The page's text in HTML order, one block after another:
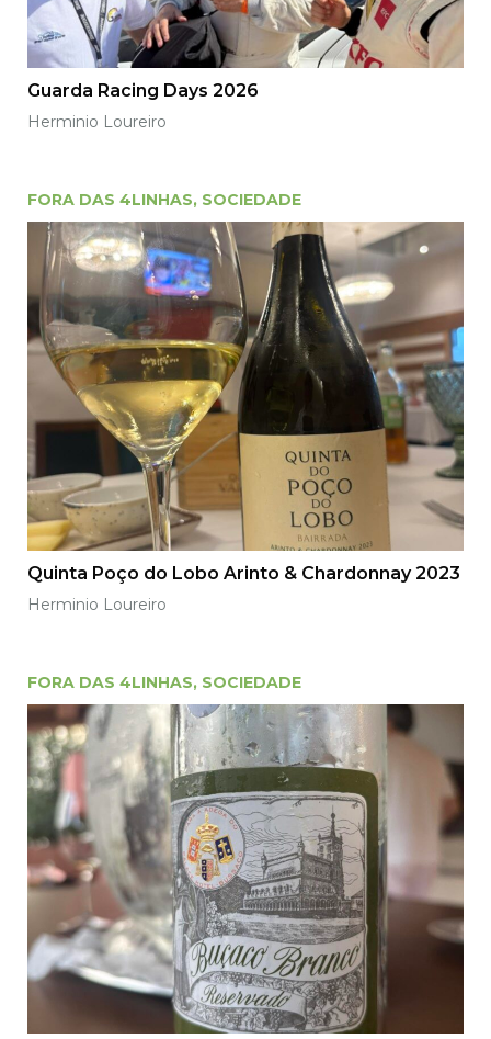
Guarda Racing Days 2026
Herminio Loureiro
FORA DAS 4LINHAS, SOCIEDADE
Quinta Poço do Lobo Arinto & Chardonnay 2023
Herminio Loureiro
FORA DAS 4LINHAS, SOCIEDADE